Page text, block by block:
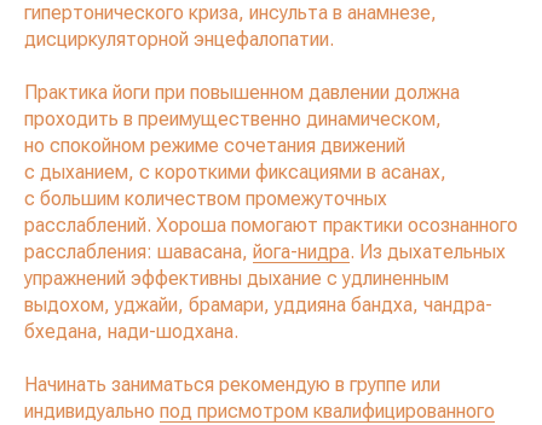
гипертонического криза, инсульта в анамнезе,
дисциркуляторной энцефалопатии.
Практика йоги при повышенном давлении должна
проходить в преимущественно динамическом,
но спокойном режиме сочетания движений
с дыханием, с короткими фиксациями в асанах,
с большим количеством промежуточных
расслаблений. Хороша помогают практики осознанного
расслабления: шавасана, йога-нидра. Из дыхательных
упражнений эффективны дыхание с удлиненным
выдохом, уджайи, брамари, уддияна бандха, чандра-
бхедана, нади-шодхана.
Начинать заниматься рекомендую в группе или
индивидуально под присмотром квалифицированного